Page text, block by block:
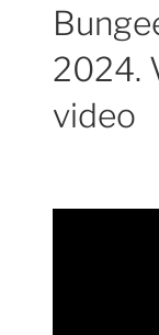
2024.
video